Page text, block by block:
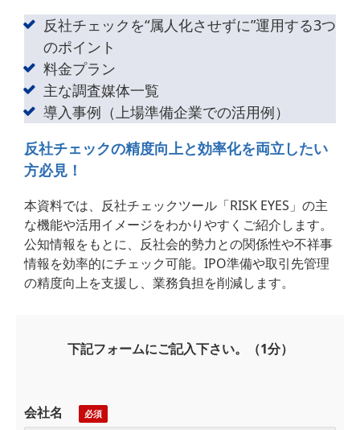
反社チェックを“属人化させずに”運用する3つ
のポイント
料金プラン
主な調査媒体一覧
導入事例（上場準備企業での活用例）
反社チェックの精度向上と効率化を両立したい
方必見！
本資料では、反社チェックツール「RISK EYES」の主
な機能や活用イメージをわかりやすくご紹介します。
公知情報をもとに、反社会的勢力との関係性や不祥事
情報を効率的にチェック可能。IPO準備や取引先管理
の精度向上を支援し、業務負担を削減します。
下記フォームにご記入下さい。（1分）
会社名